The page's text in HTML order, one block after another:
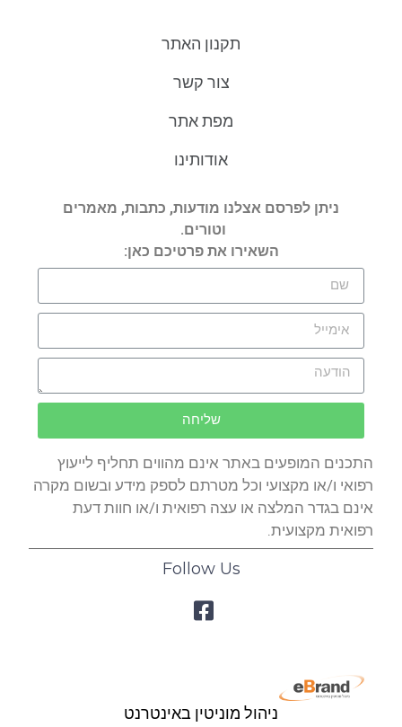
תקנון האתר
צור קשר
מפת אתר
אודותינו
ניתן לפרסם אצלנו מודעות, כתבות, מאמרים
וטורים.
השאירו את פרטיכם כאן:
שליחה
התכנים המופעים באתר אינם מהווים תחליף לייעוץ
רפואי ו/או מקצועי וכל מטרתם לספק מידע ובשום מקרה
אינם בגדר המלצה או עצה רפואית ו/או חוות דעת
רפואית מקצועית.
Follow Us
ניהול מוניטין באינטרנט